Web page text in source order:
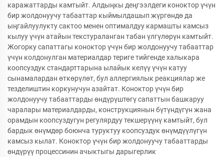
каражаттарды камтыйт. Алдыңкы деңгээлдеги коноктор үчүн
бир жолдонуучу табааттар кыймылдашып жүргөндө да
ыңгайлуулукту сактоо менен оптималдуу кармашты камсыз
кылуу үчүн атайын текстураланган табан үлгүлөрүн камтыйт.
Жогорку сапаттагы коноктор үчүн бир жолдонуучу табааттар
үчүн колдонулган материалдар териге тийгенде халыкара
коопсуздук стандарттарына ылайык келүү үчүн катуу
сынамалардан өткөрүлөт, бул аллергиялык реакциялар же
тезделиштин коркунучун азайтат. Коноктор үчүн бир
жолдонуучу табааттарды өндүрүштөгү сапаттын башкаруу
чаралары материалдарды, конструкциянын бүтүндүгүн жана
орамдын коопсуздугун регулярдуу текшерүүнү камтыйт, бул
бардык өнүмдөр боюнча туруктуу коопсуздук өнүмдүүлүгүн
камсыз кылат. Коноктор үчүн бир жолдонуучу табааттарды
өндүрүү процессинин ачыктыгы дарыгерлик